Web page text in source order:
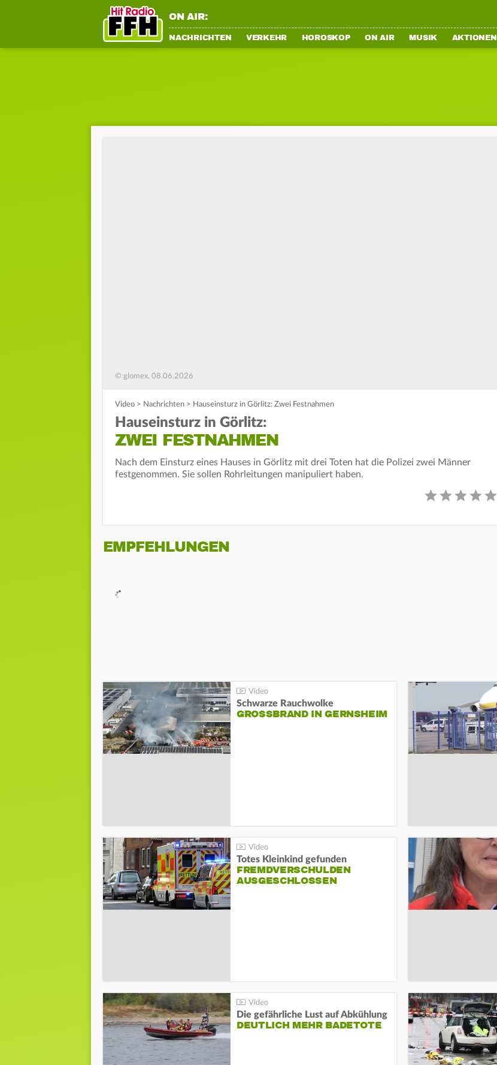
ON AIR:
NACHRICHTEN VERKEHR HOROSKOP ON AIR MUSIK AKTIONEN
© glomex, 08.06.2026
Video > Nachrichten > Hauseinsturz in Görlitz: Zwei Festnahmen
Hauseinsturz in Görlitz:
ZWEI FESTNAHMEN
Nach dem Einsturz eines Hauses in Görlitz mit drei Toten hat die Polizei zwei Männer
festgenommen. Sie sollen Rohrleitungen manipuliert haben.
EMPFEHLUNGEN
Schwarze Rauchwolke
GROSSBRAND IN GERNSHEIM
Totes Kleinkind gefunden
FREMDVERSCHULDEN
AUSGESCHLOSSEN
Die gefährliche Lust auf Abkühlung
DEUTLICH MEHR BADETOTE